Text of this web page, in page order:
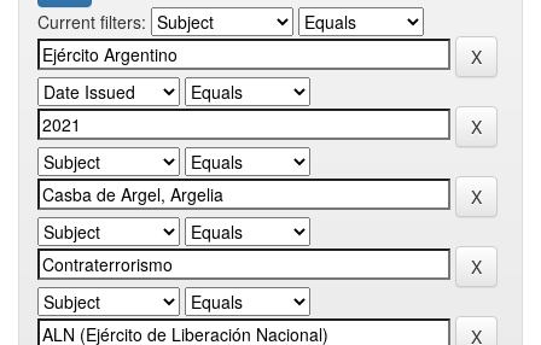
Current filters: